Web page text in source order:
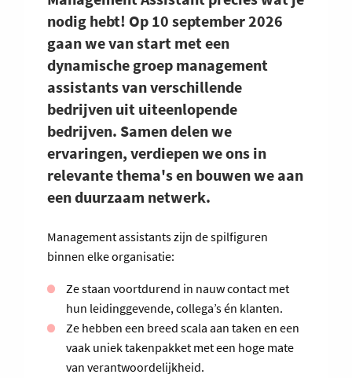
nodig hebt! Op 10 september 2026
gaan we van start met een
dynamische groep management
assistants van verschillende
bedrijven uit uiteenlopende
bedrijven. Samen delen we
ervaringen, verdiepen we ons in
relevante thema's en bouwen we aan
een duurzaam netwerk.
Management assistants zijn de spilfiguren
binnen elke organisatie:
Ze staan voortdurend in nauw contact met
hun leidinggevende, collega’s én klanten.
Ze hebben een breed scala aan taken en een
vaak uniek takenpakket met een hoge mate
van verantwoordelijkheid.